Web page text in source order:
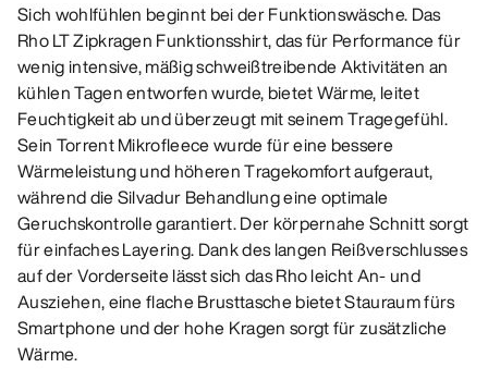
Sich wohlfühlen beginnt bei der Funktionswäsche. Das
Rho LT Zipkragen Funktionsshirt, das für Performance für
wenig intensive, mäßig schweißtreibende Aktivitäten an
kühlen Tagen entworfen wurde, bietet Wärme, leitet
Feuchtigkeit ab und überzeugt mit seinem Tragegefühl.
Sein Torrent Mikrofleece wurde für eine bessere
Wärmeleistung und höheren Tragekomfort aufgeraut,
während die Silvadur Behandlung eine optimale
Geruchskontrolle garantiert. Der körpernahe Schnitt sorgt
für einfaches Layering. Dank des langen Reißverschlusses
auf der Vorderseite lässt sich das Rho leicht An- und
Ausziehen, eine flache Brusttasche bietet Stauraum fürs
Smartphone und der hohe Kragen sorgt für zusätzliche
Wärme.